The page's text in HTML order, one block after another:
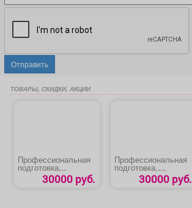
Отправить
ТОВАРЫ, СКИДКИ, АКЦИИ
Профессиональная
подготовка
«Водитель
погрузчика»30000 руб.
Профессиональная
подготовка,
переподготовка,
повышение30000 руб.